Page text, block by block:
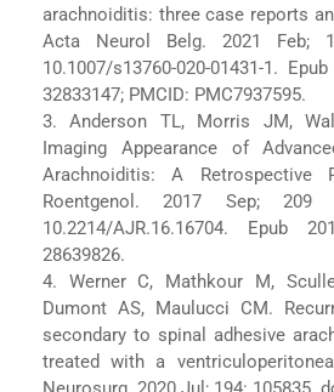
arachnoiditis: three case reports
Acta Neurol Belg. 2021 Feb;
10.1007/s13760-020-01431-1.
32833147; PMCID: PMC7937595.
3. Anderson TL, Morris JM,
Imaging Appearance of
Arachnoiditis: A Retrospective
Roentgenol. 2017 Sep; 209
10.2214/AJR.16.16704. Epub
28639826.
4. Werner C, Mathkour M,
Dumont AS, Maulucci CM.
secondary to spinal adhesive
treated with a